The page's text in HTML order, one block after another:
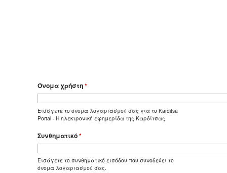
Όνομα χρήστη*
Εισάγετε το όνομα λογαριασμού σας για το Karditsa
Portal - Η ηλεκτρονική εφημερίδα της Καρδίτσας.
Συνθηματικό*
Εισάγετε το συνθηματικό εισόδου που συνοδεύει το
όνομα λογαριασμού σας.